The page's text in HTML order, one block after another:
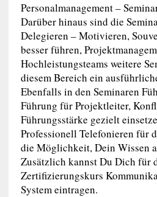
Personalmanagement –
Darüber hinaus sind die
Delegieren – Motivieren,
besser führen,
Hochleistungsteams weitere
diesem Bereich ein
Ebenfalls in den Seminaren
Führung für Projektleiter,
Führungsstärke gezielt
Professionell Telefonieren für
die Möglichkeit, Dein Wissen
Zusätzlich kannst Du Dich für
Zertifizierungskurs
System eintragen.